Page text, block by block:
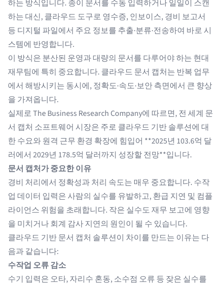
하는 방식입니다. 종이 문서를 수동 입력하거나 일일이 스캔
하는 대신, 클라우드 도구로 영수증, 인보이스, 경비 보고서
등 디지털 파일에서 주요 정보를 추출·분류·전송하여 바로 시
스템에 반영합니다.
이 방식은 분산된 운영과 대량의 문서를 다루어야 하는 현대
재무팀에 특히 중요합니다. 클라우드 문서 캡처는 반복 업무
에서 해방시키는 동시에, 정확도·속도·보안 측면에서 큰 향상
을 가져옵니다.
실제로 The Business Research Company에 따르면, 전 세계 문
서 캡처 소프트웨어 시장은 주로 클라우드 기반 솔루션에 대
한 수요와 원격 근무 환경 확장에 힘입어 **2025년 103.6억 달
러에서 2029년 178.5억 달러까지 성장할 전망**입니다.
문서 캡처가 중요한 이유
경비 처리에서 정확성과 처리 속도는 매우 중요합니다. 수작
업 데이터 입력은 사람의 실수를 유발하고, 환급 지연 및 컴플
라이언스 위험을 초래합니다. 작은 실수도 재무 보고에 영향
을 미치거나 회계 감사 지연의 원인이 될 수 있습니다.
클라우드 기반 문서 캡처 솔루션이 차이를 만드는 이유는 다
음과 같습니다:
수작업 오류 감소
수기 입력은 오타, 자리수 혼동, 소수점 오류 등 잦은 실수를